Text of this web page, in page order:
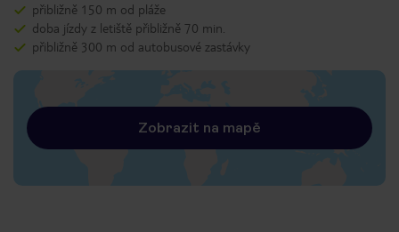
přibližně 150 m od pláže
doba jízdy z letiště přibližně 70 min.
přibližně 300 m od autobusové zastávky
Zobrazit na mapě